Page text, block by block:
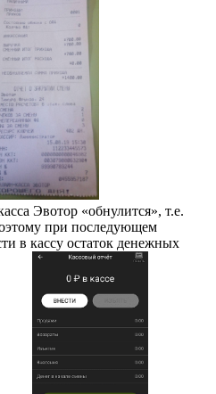
Эвотор «обнулится», т.е.
при последующем
в кассу остаток денежных